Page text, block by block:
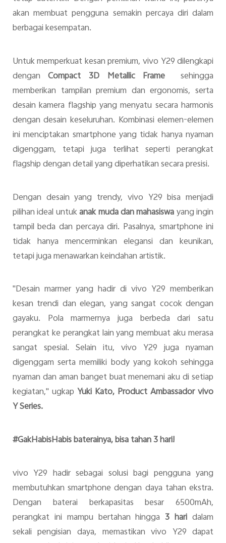
akan membuat pengguna semakin percaya diri dalam
berbagai kesempatan.
Untuk memperkuat kesan premium, vivo Y29 dilengkapi
denganCompact 3D Metallic Frame
sehingga
memberikan tampilan premium dan ergonomis, serta
desain kamera flagship yang menyatu secara harmonis
dengan desain keseluruhan. Kombinasi elemen-elemen
ini menciptakan smartphone yang tidak hanya nyaman
digenggam, tetapi juga terlihat seperti perangkat
flagship dengan detail yang diperhatikan secara presisi.
Dengan desain yang trendy, vivo Y29 bisa menjadi
pilihan ideal untukanak muda dan mahasiswayang ingin
tampil beda dan percaya diri. Pasalnya, smartphone ini
tidak hanya mencerminkan elegansi dan keunikan,
tetapi juga menawarkan keindahan artistik.
"Desain marmer yang hadir di vivo Y29 memberikan
kesan trendi dan elegan, yang sangat cocok dengan
gayaku. Pola marmernya juga berbeda dari satu
perangkat ke perangkat lain yang membuat aku merasa
sangat spesial. Selain itu, vivo Y29 juga nyaman
digenggam serta memiliki body yang kokoh sehingga
nyaman dan aman banget buat menemani aku di setiap
kegiatan," ugkap Yuki Kato, Product Ambassador vivo
Y Series.
#GakHabisHabis baterainya, bisa tahan 3 hari!
vivo Y29 hadir sebagai solusi bagi pengguna yang
membutuhkan smartphone dengan daya tahan ekstra.
Dengan baterai berkapasitas besar 6500mAh,
perangkat ini mampu bertahan hingga3 haridalam
sekali pengisian daya, memastikan vivo Y29 dapat